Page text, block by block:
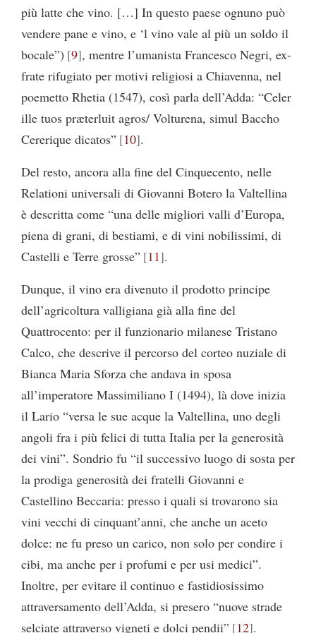
più latte che vino. […] In questo paese ognuno può
vendere pane e vino, e ‘l vino vale al più un soldo il
bocale”) 9 , mentre l’umanista Francesco Negri, ex-
frate rifugiato per motivi religiosi a Chiavenna, nel
poemetto Rhetia (1547), così parla dell’Adda: “Celer
ille tuos præterluit agros/ Volturena, simul Baccho
Cererique dicatos” 10 .
Del resto, ancora alla fine del Cinquecento, nelle
Relationi universali di Giovanni Botero la Valtellina
è descritta come “una delle migliori valli d’Europa,
piena di grani, di bestiami, e di vini nobilissimi, di
Castelli e Terre grosse” 11 .
Dunque, il vino era divenuto il prodotto principe
dell’agricoltura valligiana già alla fine del
Quattrocento: per il funzionario milanese Tristano
Calco, che descrive il percorso del corteo nuziale di
Bianca Maria Sforza che andava in sposa
all’imperatore Massimiliano I (1494), là dove inizia
il Lario “versa le sue acque la Valtellina, uno degli
angoli fra i più felici di tutta Italia per la generosità
dei vini”. Sondrio fu “il successivo luogo di sosta per
la prodiga generosità dei fratelli Giovanni e
Castellino Beccaria: presso i quali si trovarono sia
vini vecchi di cinquant’anni, che anche un aceto
dolce: ne fu preso un carico, non solo per condire i
cibi, ma anche per i profumi e per usi medici”.
Inoltre, per evitare il continuo e fastidiosissimo
attraversamento dell’Adda, si presero “nuove strade
selciate attraverso vigneti e dolci pendii” 12 .